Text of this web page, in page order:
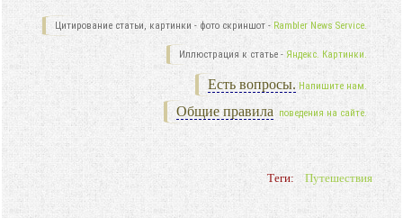
Цитирование статьи, картинки - фото скриншот - Rambler News Service.
Иллюстрация к статье - Яндекс. Картинки.
Есть вопросы. Напишите нам.
Общие правила поведения на сайте.
Теги:Путешествия